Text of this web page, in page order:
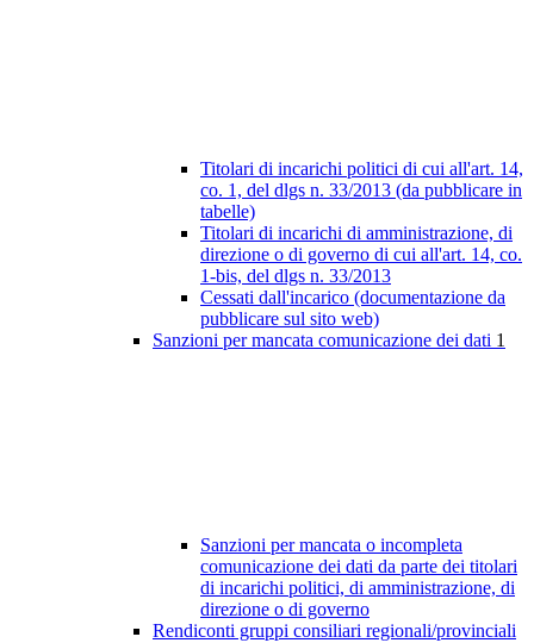
Titolari di incarichi politici di cui all'art. 14,
co. 1, del dlgs n. 33/2013 (da pubblicare in
tabelle)
Titolari di incarichi di amministrazione, di
direzione o di governo di cui all'art. 14, co.
1-bis, del dlgs n. 33/2013
Cessati dall'incarico (documentazione da
pubblicare sul sito web)
Sanzioni per mancata comunicazione dei dati 1
Sanzioni per mancata o incompleta
comunicazione dei dati da parte dei titolari
di incarichi politici, di amministrazione, di
direzione o di governo
Rendiconti gruppi consiliari regionali/provinciali